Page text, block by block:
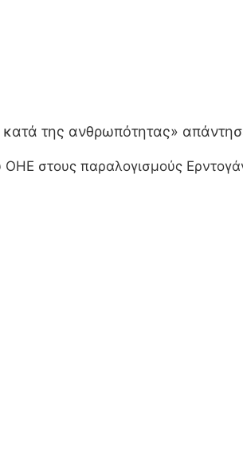
της ανθρωπότητας»
στους παραλογισμούς